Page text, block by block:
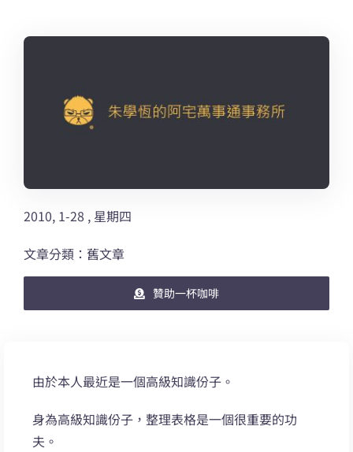
2010, 1-28 , 星期四
文章分類：舊文章
贊助一杯咖啡
由於本人最近是一個高級知識份子。
身為高級知識份子，整理表格是一個很重要的功
夫。